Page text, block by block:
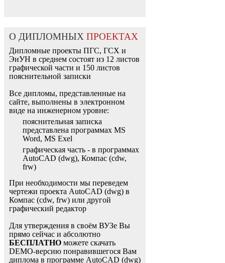
О ДИПЛОМНЫХ ПРОЕКТАХ
Дипломные проекты ПГС, ГСХ и
ЭиУН в среднем состоят из 12 листов
графической части и 150 листов
пояснительной записки
Все дипломы, представленные на
сайте, выполнены в электронном
виде на инженерном уровне:
пояснительная записка
представлена программах MS
Word, MS Exel
графическая часть - в программах
AutoCAD (dwg), Компас (cdw,
frw)
При необходимости мы переведем
чертежи проекта AutoCAD (dwg) в
Компас (cdw, frw) или другой
графический редактор
Для утверждения в своём ВУЗе Вы
прямо сейчас и абсолютно
БЕСПЛАТНО можете скачать
DEMO-версию понравившегося Вам
диплома в программе AutoCAD (dwg)